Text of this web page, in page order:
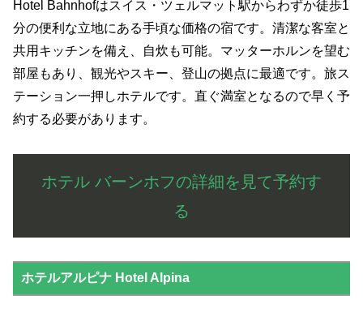
Hotel Bahnhofはスイス・ツェルマット駅からわずか徒歩1
分の便利な立地にある手頃な価格の宿です。清潔な客室と
共用キッチンを備え、自炊も可能。マッターホルンを望む
部屋もあり、観光やスキー、登山の拠点に最適です。旅ス
テーション一押しホテルです。直ぐ満室となるので早く予
約する必要があります。
ホテル バーンホフの詳細を見て予約す
る
ホテルアルピナ Hotel Alpina